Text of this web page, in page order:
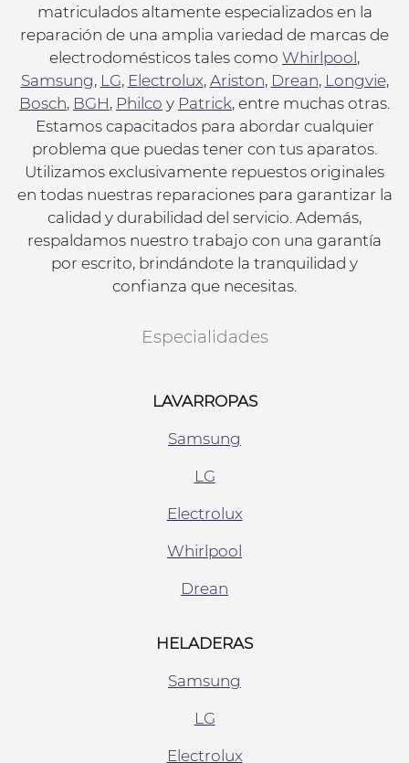
matriculados altamente especializados en la
reparación de una amplia variedad de marcas de
electrodomésticos tales como Whirlpool ,
Samsung, LG, Electrolux, Ariston, Drean, Longvie,
Bosch, BGH, Philco y Patrick, entre muchas otras.
Estamos capacitados para abordar cualquier
problema que puedas tener con tus aparatos.
Utilizamos exclusivamente repuestos originales
en todas nuestras reparaciones para garantizar la
calidad y durabilidad del servicio. Además,
respaldamos nuestro trabajo con una garantía
por escrito, brindándote la tranquilidad y
confianza que necesitas.
Especialidades
LAVARROPAS
Samsung
LG
Electrolux
Whirlpool
Drean
HELADERAS
Samsung
LG
Electrolux